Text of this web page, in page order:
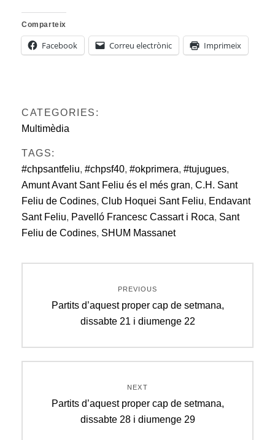
Comparteix
Facebook Correu electrònic Imprimeix
CATEGORIES:
Multimèdia
TAGS:
#chpsantfeliu, #chpsf40, #okprimera, #tujugues,
Amunt Avant Sant Feliu és el més gran, C.H. Sant
Feliu de Codines, Club Hoquei Sant Feliu, Endavant
Sant Feliu, Pavelló Francesc Cassart i Roca, Sant
Feliu de Codines, SHUM Massanet
d'entrades
PREVIOUS
Previous
Partits d’aquest proper cap de setmana,
dissabte 21 i diumenge 22
NEXT
Next
Partits d’aquest proper cap de setmana,
dissabte 28 i diumenge 29